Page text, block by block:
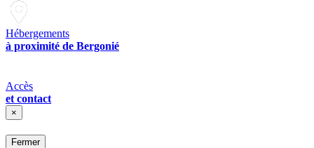
Hébergements
à proximité de Bergonié
Accès
et contact
×
Fermer